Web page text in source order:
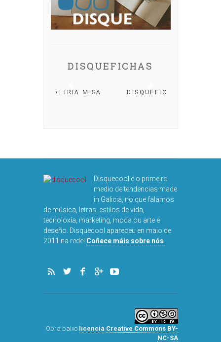
DISQUEFICHAS
DISQUEFICHA: ÓLÖF
Disquecool é o primeiro
medio de tendencias made
in Galicia, no que falamos
de música, letras, estilos de vida,
tecnoloxía, marketing, moda ou arte e
deseño. Disquecool apareceu en maio de
2011 na rede! Coñece máis sobre nós.
Obra baixo licencia Creative Commons BY-
NC-SA